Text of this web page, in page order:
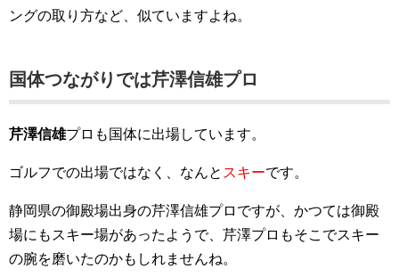
ングの取り方など、似ていますよね。
国体つながりでは芹澤信雄プロ
芹澤信雄プロも国体に出場しています。
ゴルフでの出場ではなく、なんと スキーです。
静岡県の御殿場出身の芹澤信雄プロですが、かつては御殿
場にもスキー場があったようで、芹澤プロもそこでスキー
の腕を磨いたのかもしれませんね。